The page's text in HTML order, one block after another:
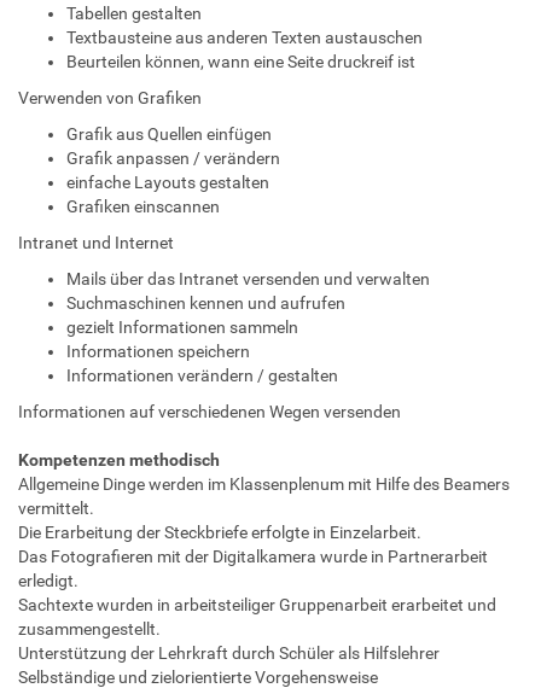
Tabellen gestalten
Textbausteine aus anderen Texten austauschen
Beurteilen können, wann eine Seite druckreif ist
Verwenden von Grafiken
Grafik aus Quellen einfügen
Grafik anpassen / verändern
einfache Layouts gestalten
Grafiken einscannen
Intranet und Internet
Mails über das Intranet versenden und verwalten
Suchmaschinen kennen und aufrufen
gezielt Informationen sammeln
Informationen speichern
Informationen verändern / gestalten
Informationen auf verschiedenen Wegen versenden
Kompetenzen methodisch
Allgemeine Dinge werden im Klassenplenum mit Hilfe des Beamers
vermittelt.
Die Erarbeitung der Steckbriefe erfolgte in Einzelarbeit.
Das Fotografieren mit der Digitalkamera wurde in Partnerarbeit
erledigt.
Sachtexte wurden in arbeitsteiliger Gruppenarbeit erarbeitet und
zusammengestellt.
Unterstützung der Lehrkraft durch Schüler als Hilfslehrer
Selbständige und zielorientierte Vorgehensweise